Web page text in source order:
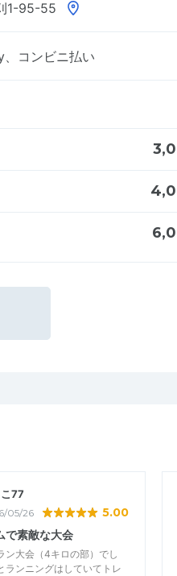
1-95-55
コンビニ払い
77
05/26 5.00
で素敵な大会
ン大会（4キロの部）でし
ランニングはしていてトレ